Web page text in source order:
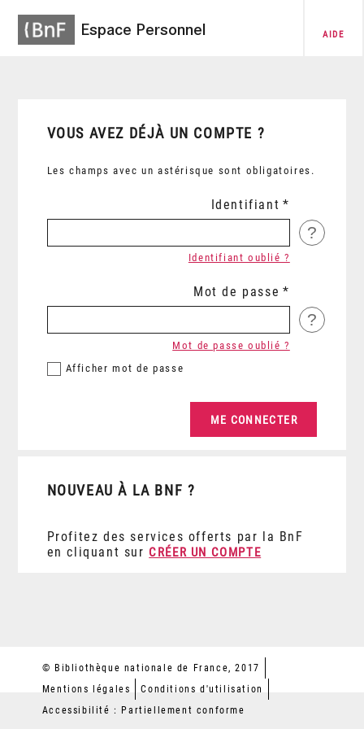
Espace Personnel AIDE
VOUS AVEZ DÉJÀ UN COMPTE ?
Les champs avec un astérisque sont obligatoires.
Identifiant
?
Identifiant oublié ?
Mot de passe
?
Afficher mot de passe
Mot de passe oublié ?
NOUVEAU À LA BNF ?
Profitez des services offerts par la BnF
en cliquant sur CRÉER UN COMPTE
© Bibliothèque nationale de France, 2017
Mentions légales
Conditions d'utilisation
Accessibilité : Partiellement conforme